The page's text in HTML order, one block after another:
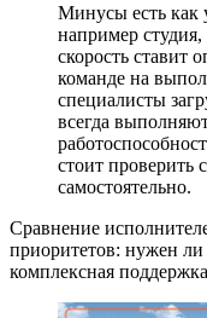
Минусы есть как
например студия,
скорость ставит
команде на
специалисты
всегда
стоит проверить
самостоятельно.
Сравнение
приоритетов: нужен
комплексная